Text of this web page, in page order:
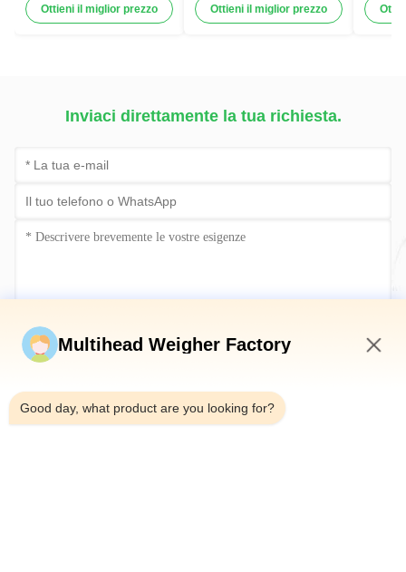
Ottieni il miglior prezzo Ottieni il miglior prezzo
di
Inviaci direttamente la tua richiesta.
Invia ora
Multihead Weigher Factory
Good day, what product are you looking for?